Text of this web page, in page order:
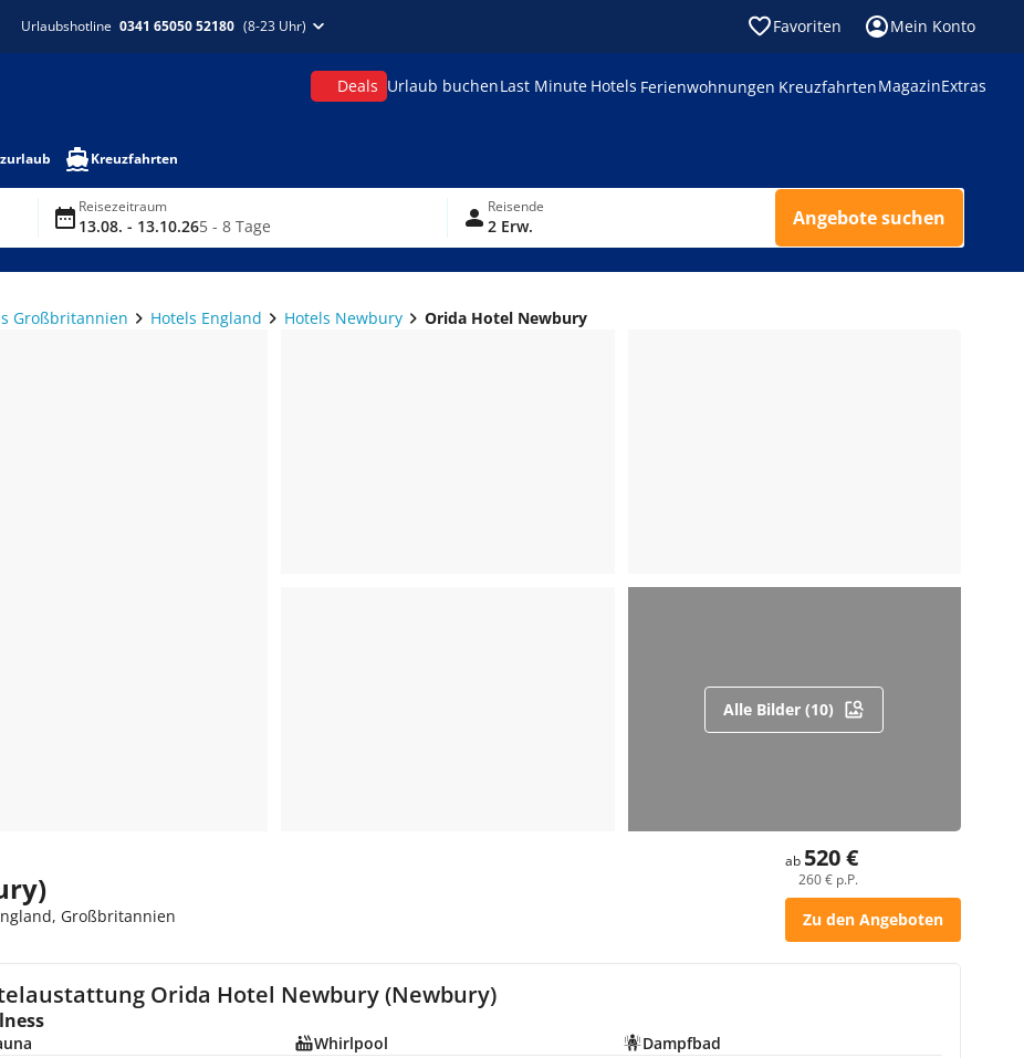
Urlaubshotline 0341 65050 52180 (8-23 Uhr) Favoriten Mein Konto
Deals Urlaub buchenLast Minute Hotels Ferienwohnungen KreuzfahrtenMagazinExtras
Kreuzfahrten
Reisezeitraum
13.08. - 13.10.265 - 8 Tage
Reisende
2 Erw. Angebote suchen
Großbritannien Hotels England Hotels Newbury Orida Hotel Newbury
Alle Bilder (10)
Großbritannien
ab 520 €
260 € p.P.
Zu den Angeboten
Orida Hotel Newbury (Newbury)
Whirlpool Dampfbad